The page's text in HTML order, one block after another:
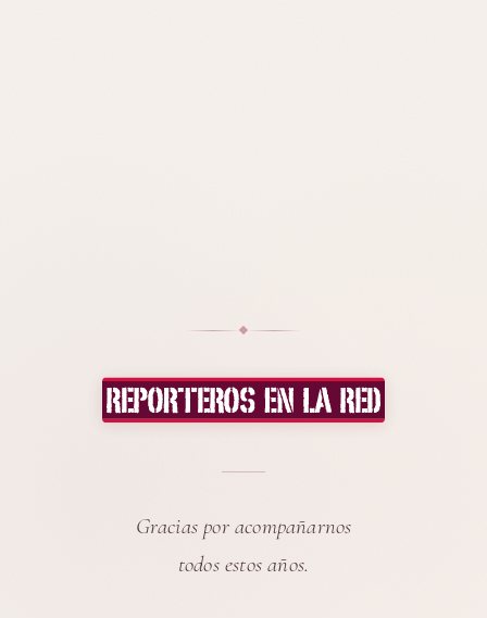
Gracias por acompañarnos
todos estos años.